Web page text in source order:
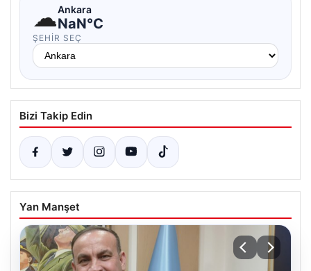
☁Ankara
NaN°C
ŞEHIR SEÇ
Bizi Takip Edin
Yan Manşet